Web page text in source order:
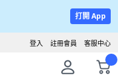
打開 App
客服中心
註冊會員
登入